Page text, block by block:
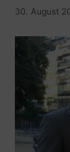
30. August